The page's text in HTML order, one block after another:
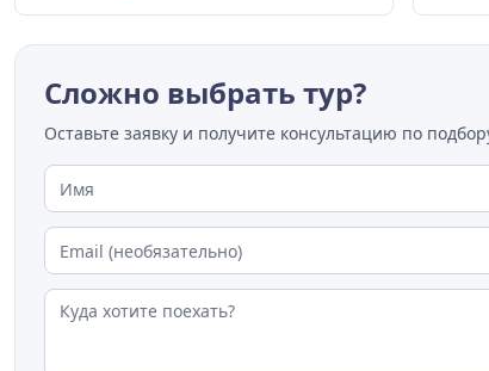
Сложно выбрать тур?
Оставьте заявку и получите консультацию по